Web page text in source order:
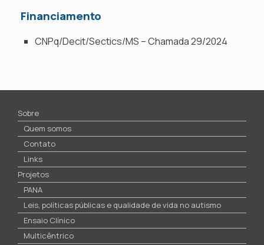
Financiamento
CNPq/Decit/Sectics/MS – Chamada 29/2024
Sobre
Quem somos
Contato
Links
Projetos
PANA
Leis, políticas públicas e qualidade de vida no autismo
Ensaio Clínico
Multicêntrico